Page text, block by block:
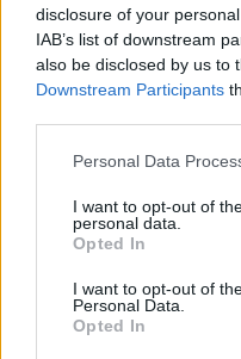
disclosure of your
IAB’s list of downstream
also be disclosed by us to
Downstream Participants
Please note that this
not limited to your visit or
grant or deny consent to
use your data for below
consent section.
Personal Data
I want to opt-out of
personal data.
Opted In
I want to opt-out of
Personal Data.
Opted In